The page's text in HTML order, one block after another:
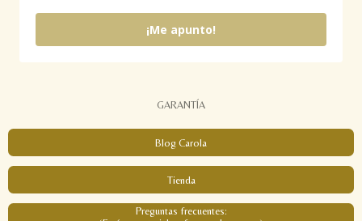
¡Me apunto!
GARANTÍA
Blog Carola
Tienda
Preguntas frecuentes: